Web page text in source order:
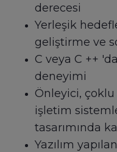
derecesi
Yerleşik
geliştirme ve
C veya C ++
deneyimi
Önleyici,
işletim
tasarımında
Yazılım